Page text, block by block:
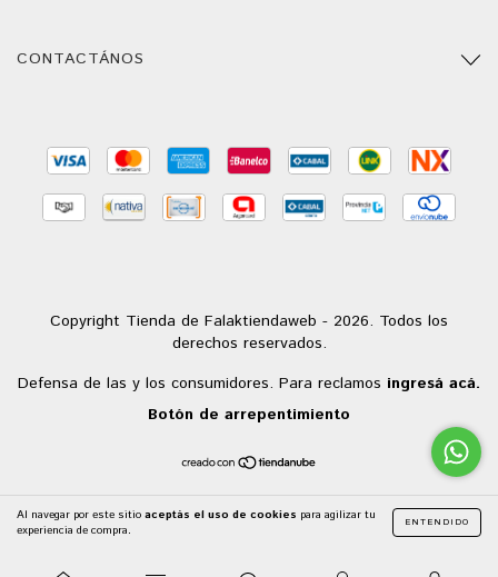
Al navegar por este sitio aceptás el uso de cookies para agilizar tu
experiencia de compra.
ENTENDIDO
CONTACTÁNOS
Copyright Tienda de Falaktiendaweb - 2026. Todos los
derechos reservados.
Defensa de las y los consumidores. Para reclamos ingresá acá.
Botón de arrepentimiento